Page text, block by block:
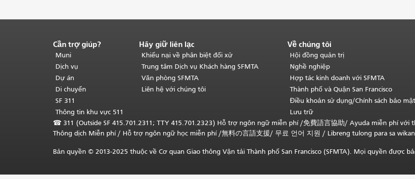
Kết
thúc
nội
dung
trang.Phần
còn
trang
này
được
Cần trợ giúp?
Muni
Dịch vụ
Dự án
Di chuyển
SF 311
Thông tin khu vực 511
Hãy giữ liên lạc
Khiếu nại về phân biệt đối xử
Trung tâm Dịch vụ Khách hàng SFMTA
Văn phòng SFMTA
Liên hệ với chúng tôi
Về chúng tôi
Hội đồng quản trị
Nghề nghiệp
Hợp tác kinh doanh với SFMTA
Thành phố và Quận San Francisco
Điều khoản sử dụng/Chính sách bảo mật
Lưu trữ
☎ 311 (Outside SF 415.701.2311; TTY 415.701.2323) Hỗ trợ ngôn ngữ miễn phí /免費語言協助/ Ayuda miễn phí với
Thông dịch Miễn phí/ Hỗ trợ ngôn ngữ học miễn phí/無料の言語支援/ 무료 언어 지원 / Libreng tulong para sa
Bản quyền © 2013-2025 thuộc về Cơ quan Giao thông Vận tải Thành phố San Francisco (SFMTA). Mọi quyền được